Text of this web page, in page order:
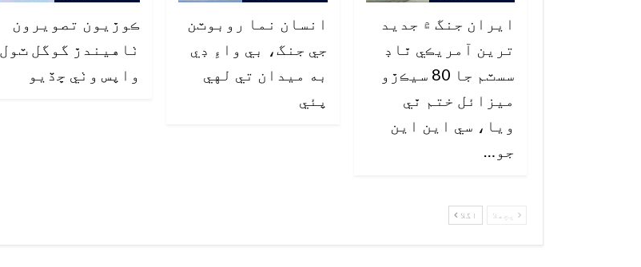
ايران جنگ ۾ جديد
ترين آمريڪي ٿاڊ
سسٽم جا 80 سيڪڙو
ميزائل ختم ٿي
ويا، سي اين اين
جو…
انسان نما روبوٽن
جي جنگ، بي واءِ ڊي
به ميدان تي لهي
پئي
ڪوڙيون تصويرون
ٺاهيندڙ گوگل ٽول
واپس وٺي ڇڏيو
پچھلا اگلا